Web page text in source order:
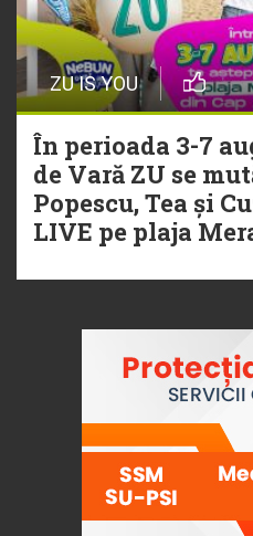
ZU IS YOU
În perioada 3-7
de Vară ZU se
Popescu, Tea și
LIVE pe plaja